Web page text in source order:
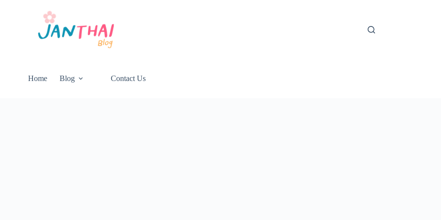
Home Blog Contact Us